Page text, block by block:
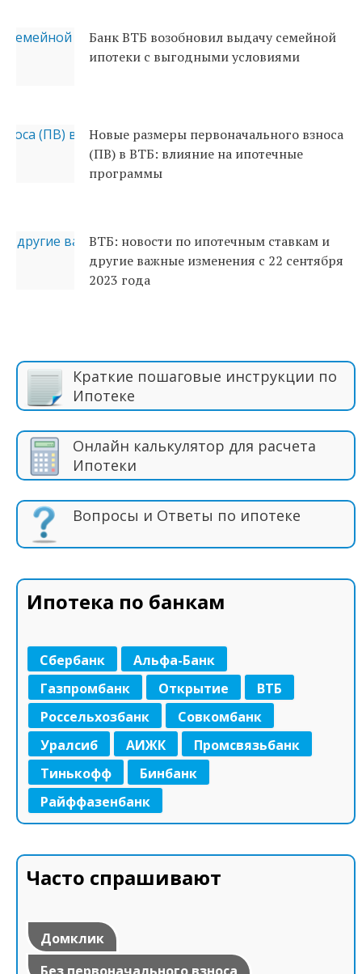
Банк ВТБ возобновил выдачу семейной
ипотеки с выгодными условиями
Новые размеры первоначального взноса
(ПВ) в ВТБ: влияние на ипотечные
программы
ВТБ: новости по ипотечным ставкам и
другие важные изменения с 22 сентября
2023 года
Краткие пошаговые инструкции по
Ипотеке
Онлайн калькулятор для расчета
Ипотеки
Вопросы и Ответы по ипотеке
Ипотека по банкам
Сбербанк
Альфа-Банк
Газпромбанк
Открытие
ВТБ
Россельхозбанк
Совкомбанк
Уралсиб
АИЖК
Промсвязьбанк
Тинькофф
Бинбанк
Райффазенбанк
Часто спрашивают
Домклик